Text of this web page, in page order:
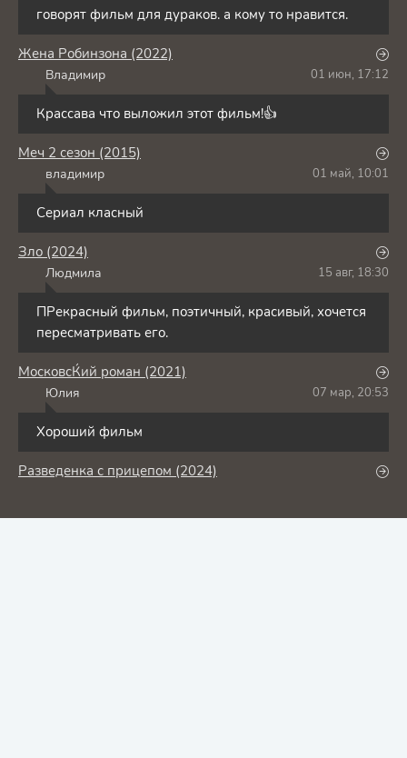
говорят фильм для дураков. а кому то нравится.
Жена Робинзона (2022)
Владимир 01 июн, 17:12
Крассава что выложил этот фильм!👍
Меч 2 сезон (2015)
владимир 01 май, 10:01
Сериал класный
Зло (2024)
Людмила 15 авг, 18:30
ПРекрасный фильм, поэтичный, красивый, хочется
пересматривать его.
МосковсЌий роман (2021)
Юлия 07 мар, 20:53
Хороший фильм
Разведенка с прицепом (2024)